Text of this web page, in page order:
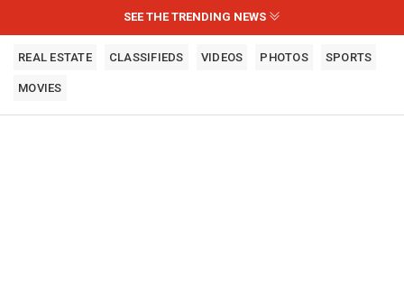
SEE THE TRENDING NEWS
REAL ESTATE CLASSIFIEDS VIDEOS PHOTOS SPORTS
MOVIES